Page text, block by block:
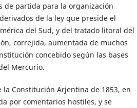
de partida para la organización
de la ley que preside el
del Sud, y del tratado litoral del
correjida, aumentada de muchos
concebido según las bases
Mercurio.
la Constitución Arjentina de 1853, en
por comentarios hostiles, y se